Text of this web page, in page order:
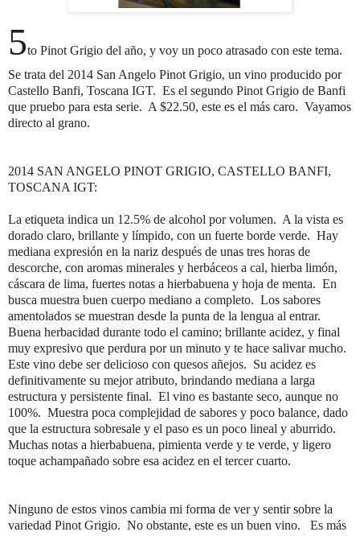
5to Pinot Grigio del año, y voy un poco atrasado con este tema.
Se trata del 2014 San Angelo Pinot Grigio, un vino producido por
Castello Banfi, Toscana IGT. Es el segundo Pinot Grigio de Banfi
que pruebo para esta serie. A $22.50, este es el más caro. Vayamos
directo al grano.
2014 SAN ANGELO PINOT GRIGIO, CASTELLO BANFI,
TOSCANA IGT:
La etiqueta indica un 12.5% de alcohol por volumen. A la vista es
dorado claro, brillante y límpido, con un fuerte borde verde. Hay
mediana expresión en la nariz después de unas tres horas de
descorche, con aromas minerales y herbáceos a cal, hierba limón,
cáscara de lima, fuertes notas a hierbabuena y hoja de menta. En
busca muestra buen cuerpo mediano a completo. Los sabores
amentolados se muestran desde la punta de la lengua al entrar.
Buena herbacidad durante todo el camino; brillante acidez, y final
muy expresivo que perdura por un minuto y te hace salivar mucho.
Este vino debe ser delicioso con quesos añejos. Su acidez es
definitivamente su mejor atributo, brindando mediana a larga
estructura y persistente final. El vino es bastante seco, aunque no
100%. Muestra poca complejidad de sabores y poco balance, dado
que la estructura sobresale y el paso es un poco lineal y aburrido.
Muchas notas a hierbabuena, pimienta verde y te verde, y ligero
toque achampañado sobre esa acidez en el tercer cuarto.
Ninguno de estos vinos cambia mi forma de ver y sentir sobre la
variedad Pinot Grigio. No obstante, este es un buen vino.
Es más